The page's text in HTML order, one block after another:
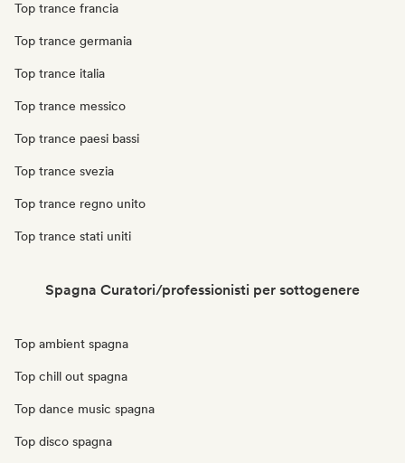
Top trance francia
Top trance germania
Top trance italia
Top trance messico
Top trance paesi bassi
Top trance svezia
Top trance regno unito
Top trance stati uniti
Spagna Curatori/professionisti per sottogenere
Top ambient spagna
Top chill out spagna
Top dance music spagna
Top disco spagna